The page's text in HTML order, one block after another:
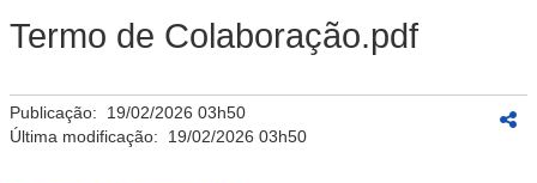
Termo de Colaboração.pdf
Publicação: 19/02/2026 03h50
Última modificação: 19/02/2026 03h50